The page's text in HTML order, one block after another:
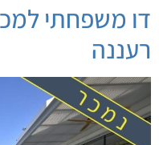
דו משפחתי
רעננה